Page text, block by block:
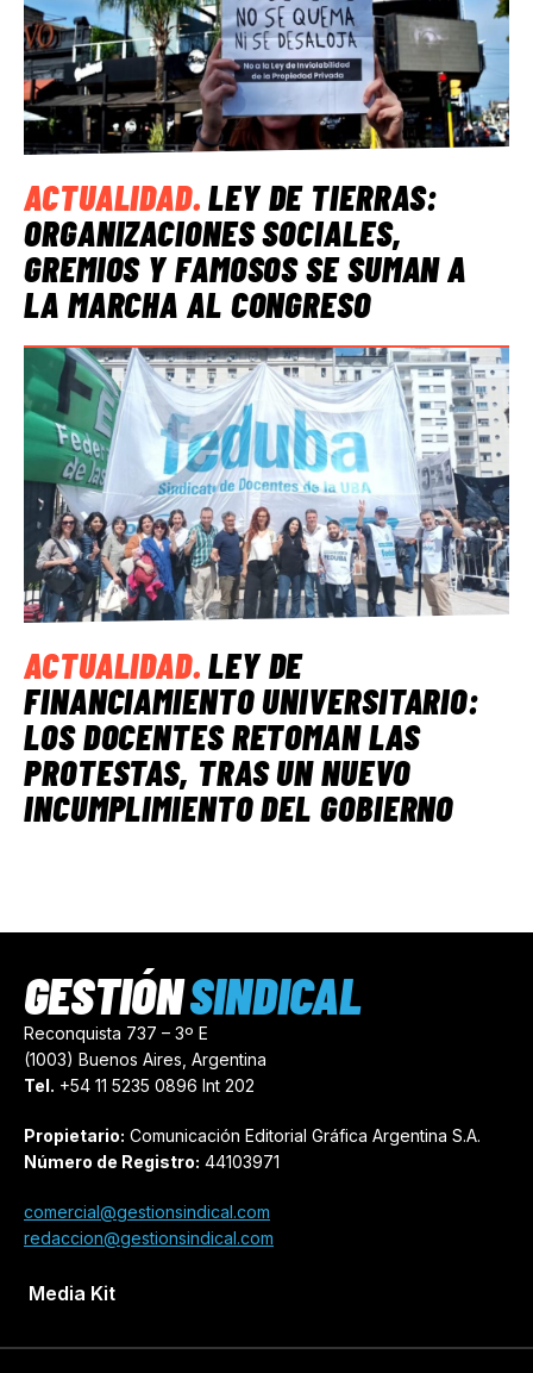
ACTUALIDAD.LEY DE TIERRAS:
ORGANIZACIONES SOCIALES,
GREMIOS Y FAMOSOS SE SUMAN A
LA MARCHA AL CONGRESO
ACTUALIDAD.LEY DE
FINANCIAMIENTO UNIVERSITARIO:
LOS DOCENTES RETOMAN LAS
PROTESTAS, TRAS UN NUEVO
INCUMPLIMIENTO DEL GOBIERNO
Reconquista 737 – 3º E
(1003) Buenos Aires, Argentina
Tel. +54 11 5235 0896 Int 202
Propietario: Comunicación Editorial Gráfica Argentina S.A.
Número de Registro: 44103971
comercial@gestionsindical.com
redaccion@gestionsindical.com
Media Kit
GESTIÓNSINDICAL